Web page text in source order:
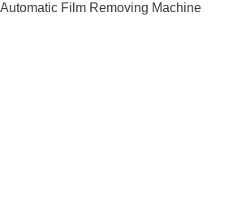
Automatic Film Removing Machine